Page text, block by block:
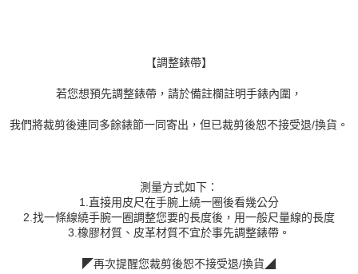
【調整錶帶】
若您想預先調整錶帶，請於備註欄註明手錶內圍，
我們將裁剪後連同多餘錶節一同寄出，但已裁剪後恕不接受退/換貨。
測量方式如下：
1.直接用皮尺在手腕上繞一圈後看幾公分
2.找一條線繞手腕一圈調整您要的長度後，用一般尺量線的長度
3.橡膠材質、皮革材質不宜於事先調整錶帶。
◤再次提醒您裁剪後恕不接受退/換貨◢